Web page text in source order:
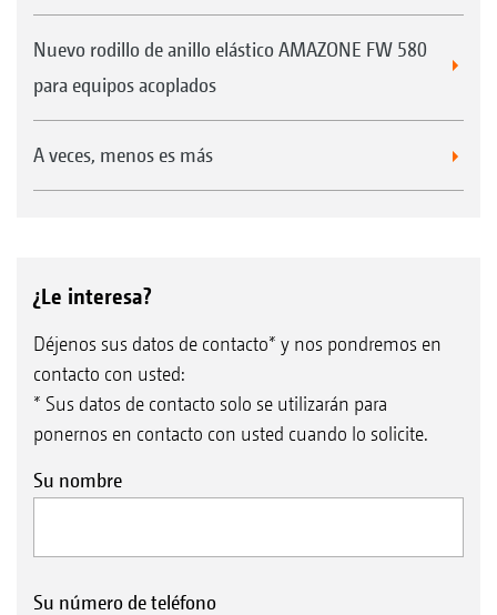
Nuevo rodillo de anillo elástico AMAZONE FW 580
para equipos acoplados
A veces, menos es más
¿Le interesa?
Déjenos sus datos de contacto* y nos pondremos en
contacto con usted:
* Sus datos de contacto solo se utilizarán para
ponernos en contacto con usted cuando lo solicite.
Su nombre
Su número de teléfono